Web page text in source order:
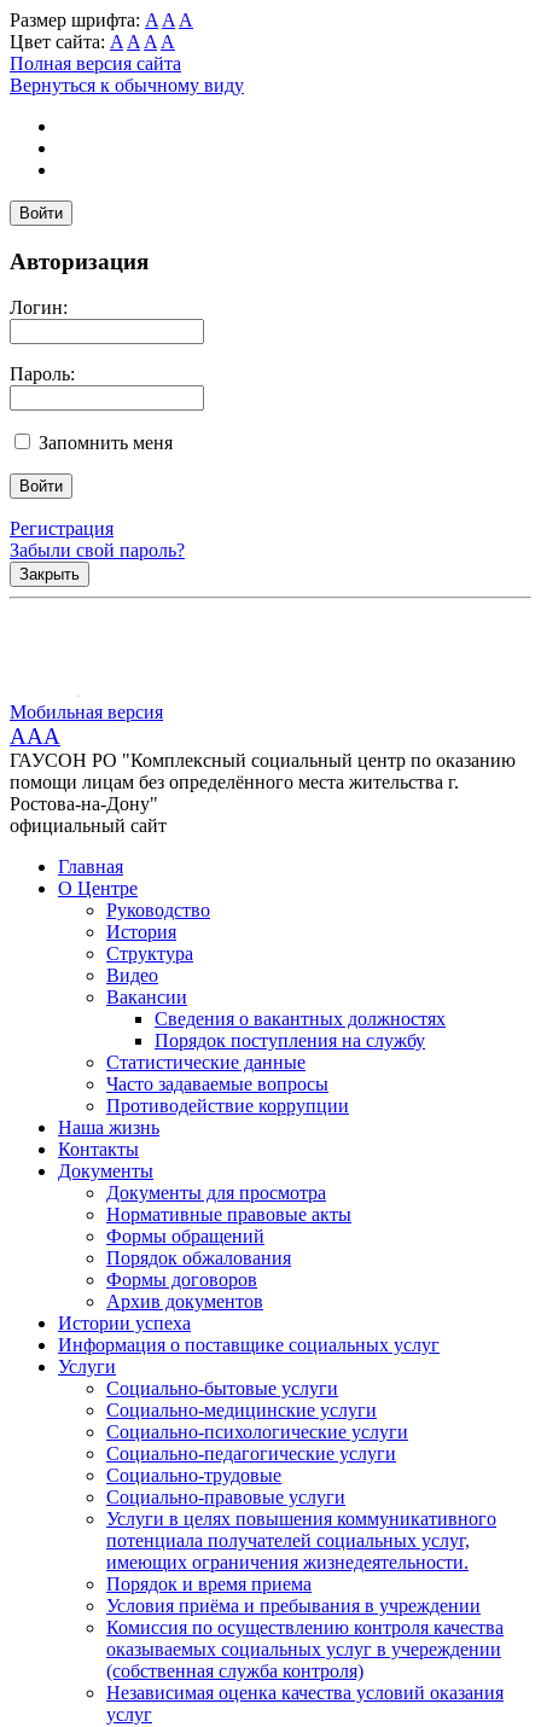
Размер шрифта: A A A
Цвет сайта: A A A A
Полная версия сайта
Вернуться к обычному виду
Войти
Авторизация
Логин:
Пароль:
Запомнить меня
Регистрация
Забыли свой пароль?
Закрыть
Мобильная версия
AAA
ГАУСОН РО "Комплексный социальный центр по оказанию
помощи лицам без определённого места жительства г.
Ростова-на-Дону"
официальный сайт
Главная
О Центре
Руководство
История
Структура
Видео
Вакансии
Сведения о вакантных должностях
Порядок поступления на службу
Статистические данные
Часто задаваемые вопросы
Противодействие коррупции
Наша жизнь
Контакты
Документы
Документы для просмотра
Нормативные правовые акты
Формы обращений
Порядок обжалования
Формы договоров
Архив документов
Истории успеха
Информация о поставщике социальных услуг
Услуги
Социально-бытовые услуги
Социально-медицинские услуги
Социально-психологические услуги
Социально-педагогические услуги
Социально-трудовые
Социально-правовые услуги
Услуги в целях повышения коммуникативного
потенциала получателей социальных услуг,
имеющих ограничения жизнедеятельности.
Порядок и время приема
Условия приёма и пребывания в учреждении
Комиссия по осуществлению контроля качества
оказываемых социальных услуг в учереждении
(собственная служба контроля)
Независимая оценка качества условий оказания
услуг